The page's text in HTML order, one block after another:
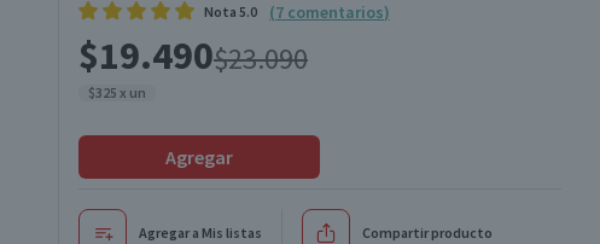
Nota 5.0 (7 comentarios)
$19.490$23.090
$325 x un
Agregar
Agregar a Mis listas Compartir producto